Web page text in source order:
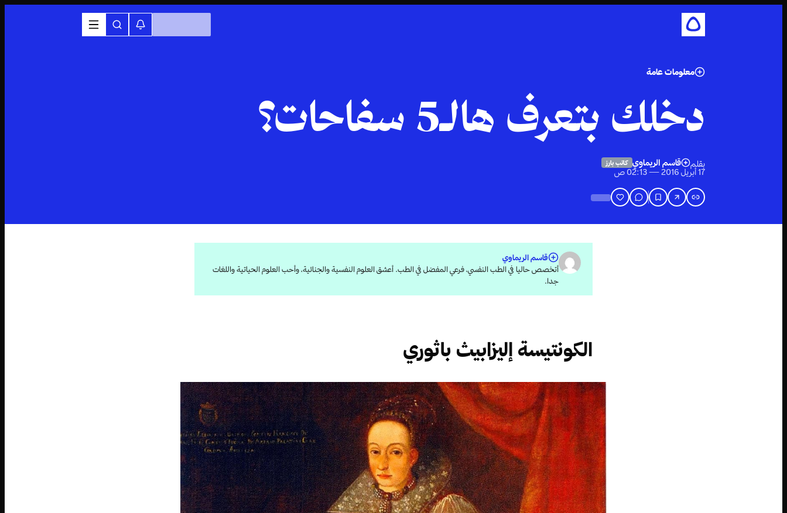
معلومات عامة
دخلك بتعرف هالـ5 سفاحات؟
بقلم قاسم الريماوي كاتب بارز
17 أبريل 2016 — 02:13 ص
قاسم الريماوي
أتخصص حاليا في الطب النفسي، فرعي المفضل في الطب. أعشق العلوم النفسية والجنائية، وأحب العلوم الحياتية واللغات
جدا.
الكونتيسة إليزابيث باثوري